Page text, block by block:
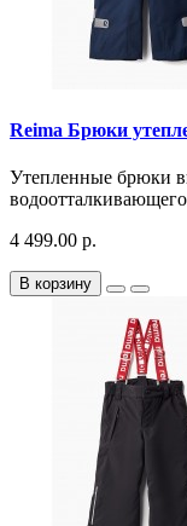
Reima Брюки
Утепленные брюки
4 499.00 р.
В корзину